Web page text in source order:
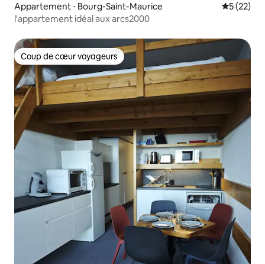
Appartement ⋅ Bourg-Saint-Maurice
5 (22)
l'appartement idéal aux arcs2000
Coup de cœur voyageurs
Coup de cœur voyageurs